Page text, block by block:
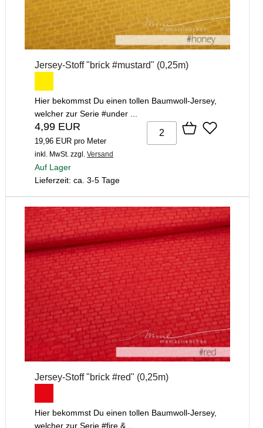
Jersey-Stoff "brick #mustard" (0,25m)
Hier bekommst Du einen tollen Baumwoll-Jersey,
welcher zur Serie #under ...
4,99 EUR
19,96 EUR pro Meter
inkl. MwSt. zzgl. Versand
Auf Lager
Lieferzeit: ca. 3-5 Tage
Jersey-Stoff "brick #red" (0,25m)
Hier bekommst Du einen tollen Baumwoll-Jersey,
welcher zur Serie #fire &...